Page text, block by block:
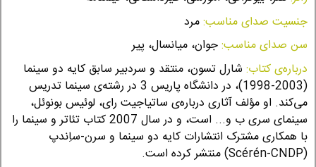
جنسیت صدای مناسب:مرد
سن صدای مناسب:جوان، میانسال، پیر
درباره‌ی کتاب: شارل تسون، منتقد و سردبیر سابق کایه دو سینما
(2003-1998)، در دانشگاه پاریس 3 در رشته‌­ی سینما تدریس
می‌­کند. او مؤلف آثاری درباره‌­ی ساتیاجیت رای، لوئیس بونوئل،
سینمای سری ب و... است، و در سال 2007 کتاب تئاتر و سینما را
با همکاری مشترک انتشارات کایه دو سینما و سرن-س­اِن­دپ
(Scérén-CNDP) منتشر کرده است.